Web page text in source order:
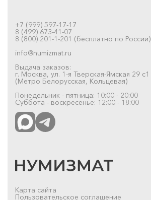
+7 (999) 597-17-17
8 (499) 673-41-07
8 (800) 201-1-201 (бесплатно по России)
info@numizmat.ru
Выдача заказов:
г. Москва, ул. 1-я Тверская-Ямская 29 с1
(Метро Белорусская, Кольцевая)
Понедельник - пятница: 10:00 - 20:00
Суббота - воскресенье: 12:00 - 18:00
Карта сайта
Пользовательское соглашение